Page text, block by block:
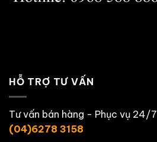
HỖ TRỢ TƯ VẤN
Tư vấn bán hàng - Phục vụ 24/7
(04)6278 3158